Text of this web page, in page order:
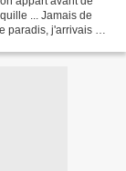
... Jamais de
paradis, j'arrivais à